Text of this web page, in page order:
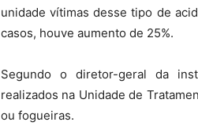
unidade vítimas desse tipo de
casos, houve aumento de 25%.
Segundo o diretor-geral da
realizados na Unidade de
ou fogueiras.